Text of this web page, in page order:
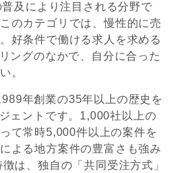
及により注目される分野で
のカテゴリでは、慢性的に売
好条件で働ける求人を求める
ングのなかで、自分に合った
。
年創業の35年以上の歴史を
ェントです。1,000社以上の
て常時5,000件以上の案件を
よる地方案件の豊富さも強み
は、独自の「共同受注方式」